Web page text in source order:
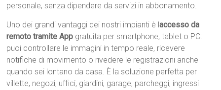
personale, senza dipendere da servizi in abbonamento.
Uno dei grandi vantaggi dei nostri impianti è laccesso da
remoto tramite App gratuita per smartphone, tablet o PC:
puoi controllare le immagini in tempo reale, ricevere
notifiche di movimento o rivedere le registrazioni anche
quando sei lontano da casa. È la soluzione perfetta per
villette, negozi, uffici, giardini, garage, parcheggi, ingressi